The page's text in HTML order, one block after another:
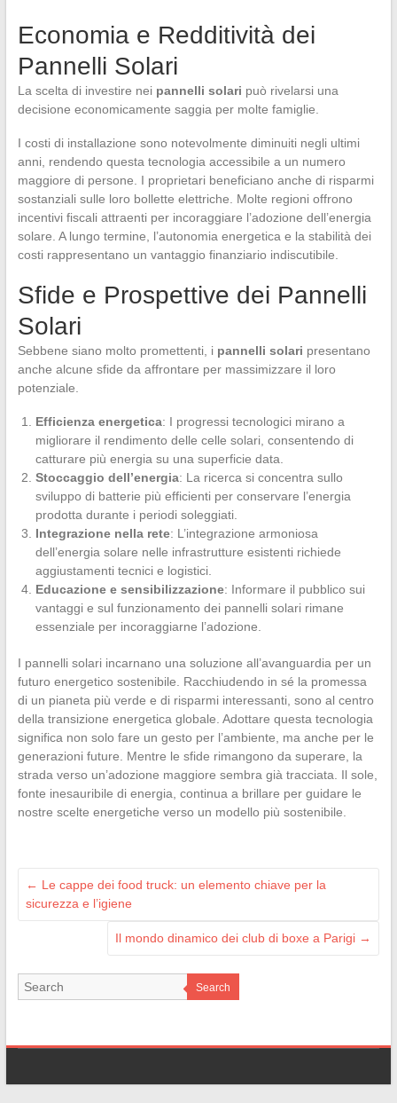
Economia e Redditività dei
Pannelli Solari
La scelta di investire nei pannelli solari può rivelarsi una
decisione economicamente saggia per molte famiglie.
I costi di installazione sono notevolmente diminuiti negli ultimi
anni, rendendo questa tecnologia accessibile a un numero
maggiore di persone. I proprietari beneficiano anche di risparmi
sostanziali sulle loro bollette elettriche. Molte regioni offrono
incentivi fiscali attraenti per incoraggiare l’adozione dell’energia
solare. A lungo termine, l’autonomia energetica e la stabilità dei
costi rappresentano un vantaggio finanziario indiscutibile.
Sfide e Prospettive dei Pannelli
Solari
Sebbene siano molto promettenti, i pannelli solari presentano
anche alcune sfide da affrontare per massimizzare il loro
potenziale.
Efficienza energetica: I progressi tecnologici mirano a
migliorare il rendimento delle celle solari, consentendo di
catturare più energia su una superficie data.
Stoccaggio dell’energia: La ricerca si concentra sullo
sviluppo di batterie più efficienti per conservare l’energia
prodotta durante i periodi soleggiati.
Integrazione nella rete: L’integrazione armoniosa
dell’energia solare nelle infrastrutture esistenti richiede
aggiustamenti tecnici e logistici.
Educazione e sensibilizzazione: Informare il pubblico sui
vantaggi e sul funzionamento dei pannelli solari rimane
essenziale per incoraggiarne l’adozione.
I pannelli solari incarnano una soluzione all’avanguardia per un
futuro energetico sostenibile. Racchiudendo in sé la promessa
di un pianeta più verde e di risparmi interessanti, sono al centro
della transizione energetica globale. Adottare questa tecnologia
significa non solo fare un gesto per l’ambiente, ma anche per le
generazioni future. Mentre le sfide rimangono da superare, la
strada verso un’adozione maggiore sembra già tracciata. Il sole,
fonte inesauribile di energia, continua a brillare per guidare le
nostre scelte energetiche verso un modello più sostenibile.
← Le cappe dei food truck: un elemento chiave per la
sicurezza e l’igiene
Il mondo dinamico dei club di boxe a Parigi →
Search